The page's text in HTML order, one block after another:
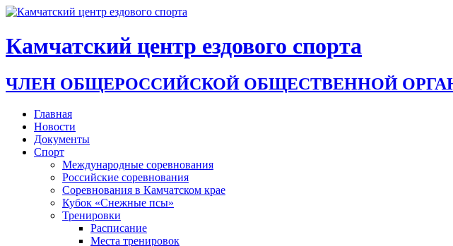
Камчатский центр ездового спорта
ЧЛЕН ОБЩЕРОССИЙСКОЙ ОБЩЕСТВЕННОЙ
Главная
Новости
Документы
Спорт
Международные соревнования
Российские соревнования
Соревнования в Камчатском крае
Кубок «Снежные псы»
Тренировки
Расписание
Места тренировок